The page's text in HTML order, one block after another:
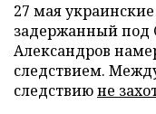
27 мая
задержанный под
Александров
следствием.
следствиюне